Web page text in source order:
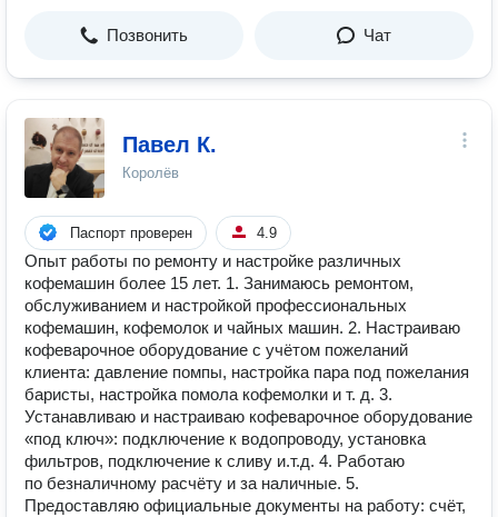
Позвонить Чат
Павел К.
Королёв
Паспорт проверен 4.9
Опыт работы по ремонту и настройке различных
кофемашин более 15 лет. 1. Занимаюсь ремонтом,
обслуживанием и настройкой профессиональных
кофемашин, кофемолок и чайных машин. 2. Настраиваю
кофеварочное оборудование с учётом пожеланий
клиента: давление помпы, настройка пара под пожелания
баристы, настройка помола кофемолки и т. д. 3.
Устанавливаю и настраиваю кофеварочное оборудование
«под ключ»: подключение к водопроводу, установка
фильтров, подключение к сливу и.т.д. 4. Работаю
по безналичному расчёту и за наличные. 5.
Предоставляю официальные документы на работу: счёт,